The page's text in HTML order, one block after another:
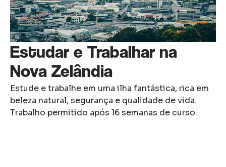
Estudar e Trabalhar na
Nova Zelândia
Estude e trabalhe em uma ilha fantástica, rica em
beleza natural, segurança e qualidade de vida.
Trabalho permitido após 16 semanas de curso.